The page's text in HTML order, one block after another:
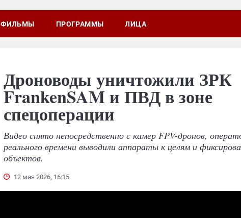
ФИЛЬМЫ ПРОГРАММЫ ЛИЦА
Дроноводы уничтожили ЗРК
FrankenSAM и ПВД в зоне
спецоперации
Видео снято непосредственно с камер FPV-дронов,
реального времени выводили аппараты к целям и
объектов.
12 мая 2026, 16:15